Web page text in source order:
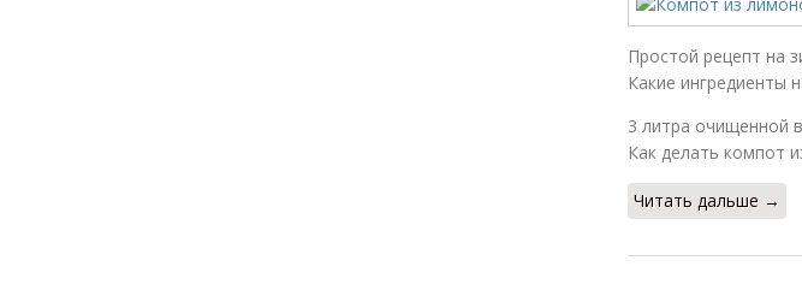
Простой рецепт на
Какие ингредиенты
3 литра очищенной
Как делать компот
Читать дальше →